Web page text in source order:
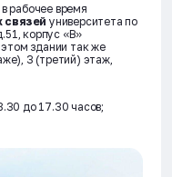
рабочее время
университета по
корпус «В»
здании так же
3 (третий) этаж,
до 17.30 часов;